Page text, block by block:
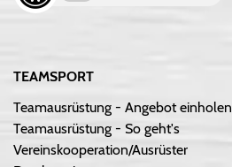
TEAMSPORT
Teamausrüstung - Angebot einholen
Teamausrüstung - So geht's
Vereinskooperation/Ausrüster